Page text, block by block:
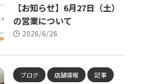
【お知らせ】6月27日（土）
の営業について
2026/6/26
ブログ 店舗情報 記事